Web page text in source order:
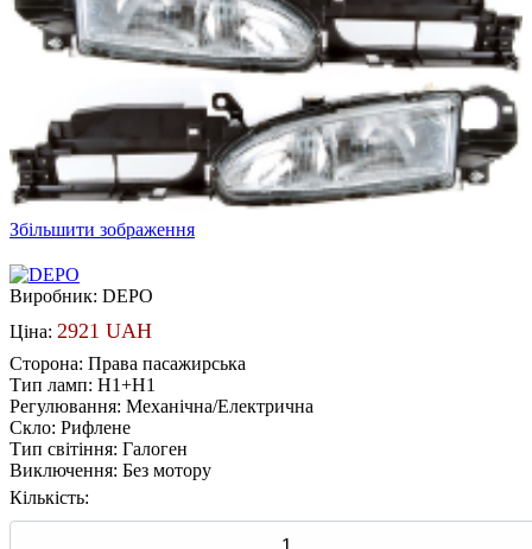
Збільшити зображення
Виробник: DEPO
Ціна: 2921 UAH
Сторона: Права пасажирська
Тип ламп: H1+H1
Регулювання: Механічна/Електрична
Скло: Рифлене
Тип світіння: Галоген
Виключення: Без мотору
Кількість: